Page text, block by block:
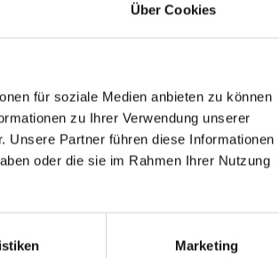
Über Cookies
für soziale Medien anbieten zu können
zu Ihrer Verwendung unserer
Unsere Partner führen diese Informationen
oder die sie im Rahmen Ihrer Nutzung
Marketing
Blaulicht